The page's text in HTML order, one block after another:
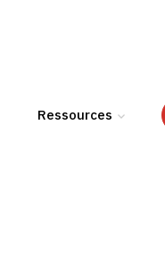
Ressources